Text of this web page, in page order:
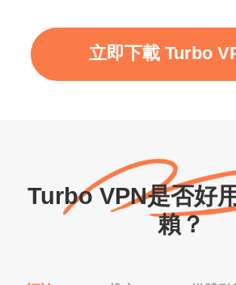
立即下載 Turbo
Turbo VPN是否好
賴？